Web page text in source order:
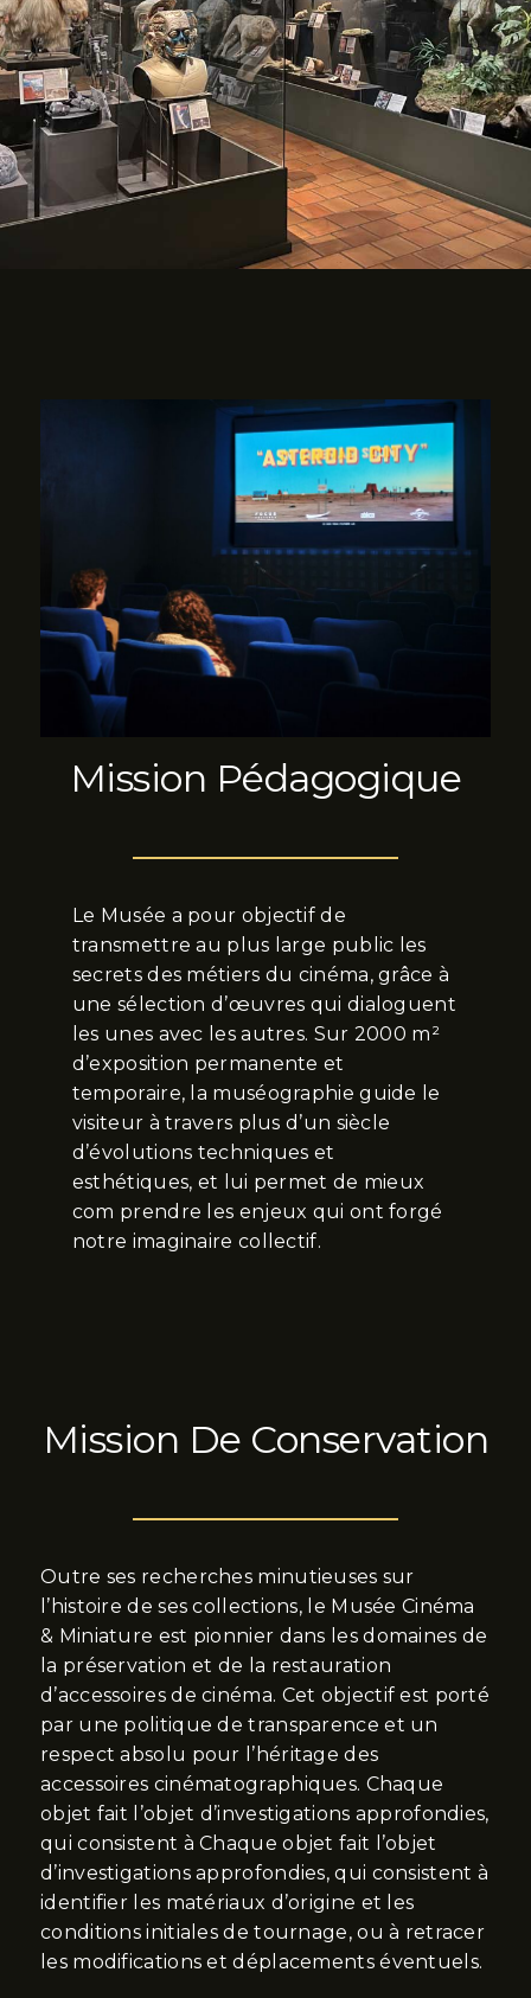
Mission Pédagogique
Le Musée a pour objectif de
transmettre au plus large public les
secrets des métiers du cinéma, grâce à
une sélection d’œuvres qui dialoguent
les unes avec les autres. Sur 2000 m²
d’exposition permanente et
temporaire, la muséographie guide le
visiteur à travers plus d’un siècle
d’évolutions techniques et
esthétiques, et lui permet de mieux
com prendre les enjeux qui ont forgé
notre imaginaire collectif.
Mission De Conservation
Outre ses recherches minutieuses sur
l’histoire de ses collections, le Musée Cinéma
& Miniature est pionnier dans les domaines de
la préservation et de la restauration
d’accessoires de cinéma. Cet objectif est porté
par une politique de transparence et un
respect absolu pour l’héritage des
accessoires cinématographiques. Chaque
objet fait l’objet d’investigations approfondies,
qui consistent à Chaque objet fait l’objet
d’investigations approfondies, qui consistent à
identifier les matériaux d’origine et les
conditions initiales de tournage, ou à retracer
les modifications et déplacements éventuels.